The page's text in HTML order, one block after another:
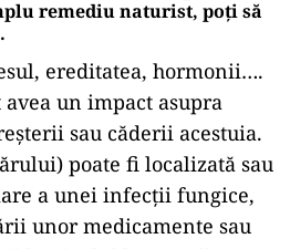
remediu naturist, poți să
ereditatea, hormonii….
un impact asupra
sau căderii acestuia.
poate fi localizată sau
a unei infecții fungice,
unor medicamente sau